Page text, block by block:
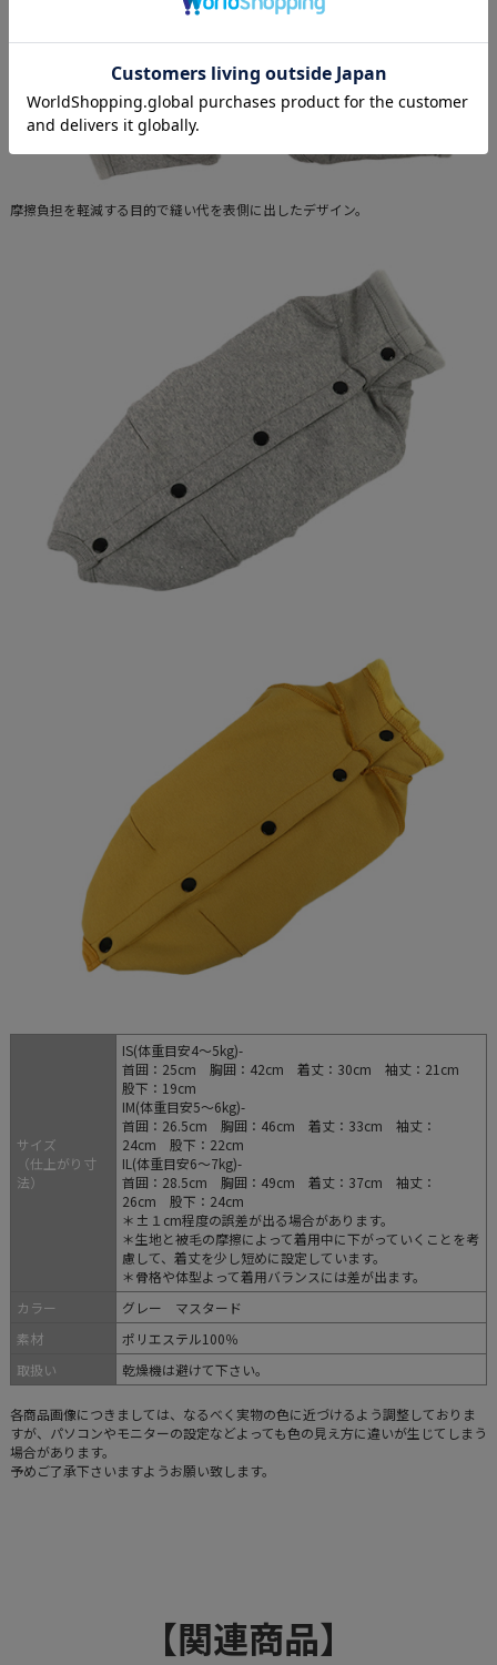
摩擦負担を軽減する目的で縫い代を表側に出したデザイン。
サイズ
（仕上がり寸
法）
IS(体重目安4～5kg)-
首囲：25cm 胸囲：42cm 着丈：30cm 袖丈：21cm
股下：19cm
IM(体重目安5～6kg)-
首囲：26.5cm 胸囲：46cm 着丈：33cm 袖丈：
24cm 股下：22cm
IL(体重目安6～7kg)-
首囲：28.5cm 胸囲：49cm 着丈：37cm 袖丈：
26cm 股下：24cm
＊±１cm程度の誤差が出る場合があります。
＊生地と被毛の摩擦によって着用中に下がっていくことを考
慮して、着丈を少し短めに設定しています。
＊骨格や体型よって着用バランスには差が出ます。
カラー
グレー マスタード
素材
ポリエステル100％
取扱い
乾燥機は避けて下さい。
各商品画像につきましては、なるべく実物の色に近づけるよう調整しておりま
すが、パソコンやモニターの設定などよっても色の見え方に違いが生じてしまう
場合があります。
予めご了承下さいますようお願い致します。
【関連商品】